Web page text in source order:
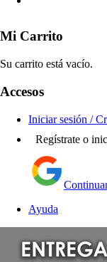
Mi Carrito
Su carrito está vacío.
Accesos
Iniciar sesión /
Regístrate o
Ayuda